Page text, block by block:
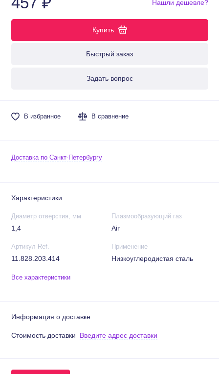
Купить
Быстрый заказ
Задать вопрос
Нашли дешевле?
В избранное В сравнение
Доставка по Санкт-Петербургу
Характеристики
Диаметр отверстия, мм
1,4
Плазмообразующий газ
Air
Артикул Ref.
11.828.203.414
Применение
Низкоуглеродистая сталь
Все характеристики
Информация о доставке
Стоимость доставки Введите адрес доставки